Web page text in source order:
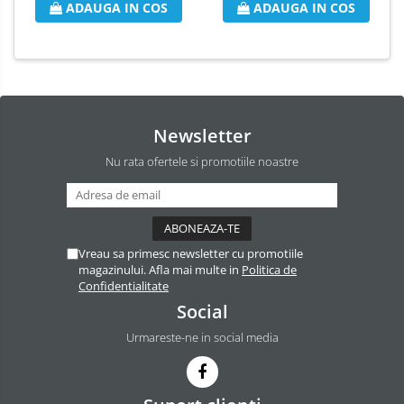
Odorizant Camera Electric
Odorizant Camera Ambi Pur
Rezerva Odorizant Camera Air Wick
ADAUGA IN COS ADAUGA IN COS
Newsletter
Nu rata ofertele si promotiile noastre
Vreau sa primesc newsletter cu promotiile
magazinului. Afla mai multe in Politica de
Confidentialitate
Social
Urmareste-ne in social media